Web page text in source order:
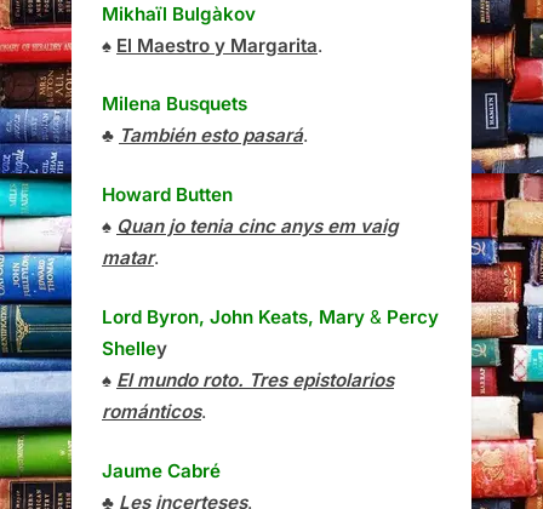
Mikhaïl Bulgàkov
♠ El Maestro y Margarita.
Milena Busquets
♣ También esto pasará.
Howard Butten
♠ Quan jo tenia cinc anys em vaig
matar.
Lord Byron, John Keats, Mary & Percy
Shelley
♠ El mundo roto. Tres epistolarios
románticos.
Jaume Cabré
♣ Les incerteses.